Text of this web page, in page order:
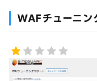
WAFチューニン